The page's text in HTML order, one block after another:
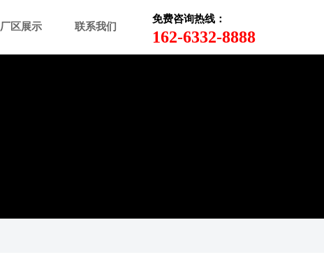
厂区展示 联系我们
免费咨询热线：
162-6332-8888